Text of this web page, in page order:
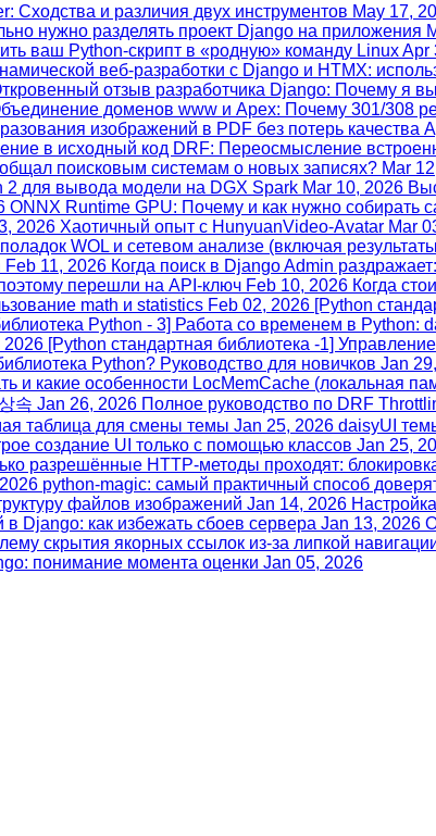
Сходства и различия двух инструментов May 17,
нужно разделять проект Django на приложения
ваш Python-скрипт в «родную» команду LinuxApr
веб-разработки с Django и HTMX:
отзыв разработчика Django: Почему я
доменов www и Apex: Почему 301/308
изображений в PDF без потерь качества
в исходный код DRF: Переосмысление
поисковым системам о новых записях? Mar
2 для вывода модели на DGX Spark Mar 10, 2026
ONNX Runtime GPU: Почему и как нужно собирать
2026 Хаотичный опыт с HunyuanVideo-Avatar Mar
WOL и сетевом анализе (включая
Feb 11, 2026 Когда поиск в Django Admin
перешли на API‑ключ Feb 10, 2026 Когда
math и statistics Feb 02, 2026 [Python
Python - 3] Работа со временем в Python:
2026 [Python стандартная библиотека -1]
Python? Руководство для новичков Jan
и какие особенности LocMemCache (локальная
속 Jan 26, 2026 Полное руководство по DRF
таблица для смены темы Jan 25, 2026 daisyUI
создание UI только с помощью классов Jan 25,
разрешённые HTTP‑методы проходят:
python-magic: самый практичный способ
файлов изображений Jan 14, 2026
в Django: как избежать сбоев сервера Jan 13, 2026
скрытия якорных ссылок из-за липкой
понимание момента оценки Jan 05, 2026